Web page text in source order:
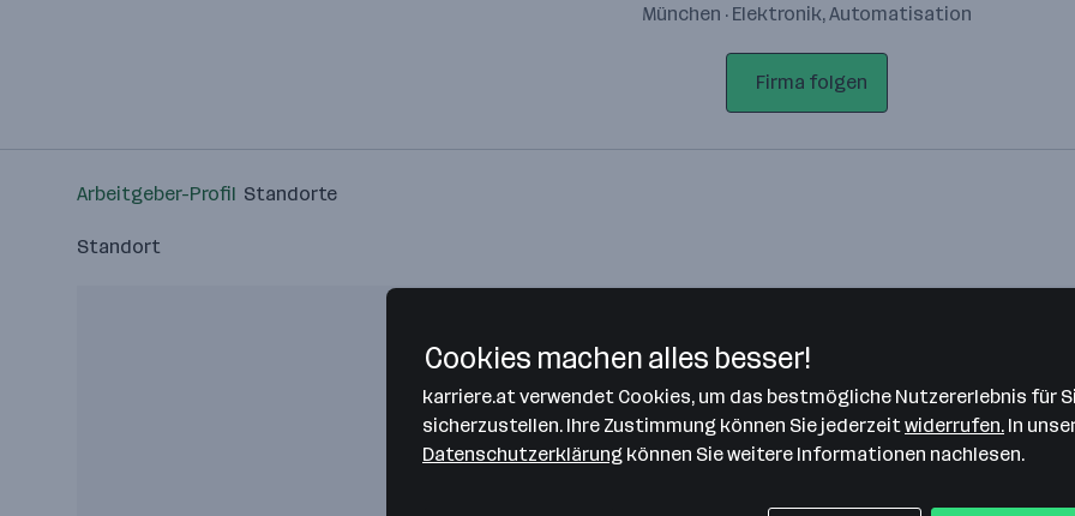
München · Elektronik, Automatisation
Firma folgen
Arbeitgeber-Profil Standorte
Standort
Bitte stimme unseren Cookie-
Richtlinien zu, um diese Karte
anzuzeigen.
Zustimmung geben
Cookies machen alles besser!
karriere.at verwendet Cookies, um das bestmögliche Nutzererlebnis für
sicherzustellen. Ihre Zustimmung können Sie jederzeit widerrufen. In
Datenschutzerklärung können Sie weitere Informationen nachlesen.